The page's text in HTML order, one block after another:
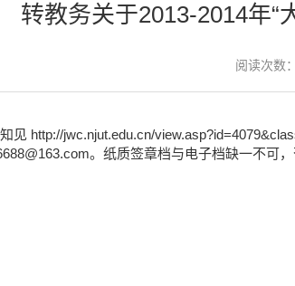
转教务关于2013-2014年“
阅读次数：
http://jwc.njut.edu.cn/
。纸质签章档与电子档缺一不可，